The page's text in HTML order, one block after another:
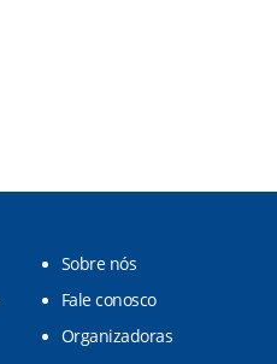
Sobre nós
Fale conosco
Organizadoras